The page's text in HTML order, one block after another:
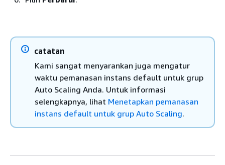
catatan
Kami sangat menyarankan juga mengatur
waktu pemanasan instans default untuk grup
Auto Scaling Anda. Untuk informasi
selengkapnya, lihat Menetapkan pemanasan
instans default untuk grup Auto Scaling.